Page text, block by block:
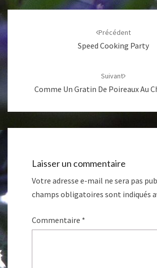
Navigation
Précédent
Speed Cooking Party
Suivant
Comme Un Gratin De Poireaux Au
Laisser un commentaire
Votre adresse e-mail ne sera pas
champs obligatoires sont indiqués
Commentaire *